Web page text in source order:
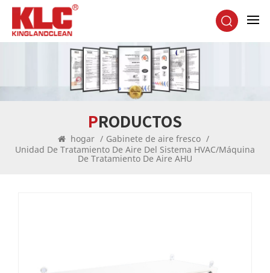
PRODUCTOS
hogar / Gabinete de aire fresco /
Unidad De Tratamiento De Aire Del Sistema HVAC/máquina
De Tratamiento De Aire AHU